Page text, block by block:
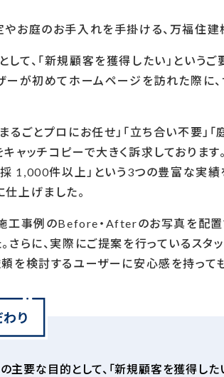
お庭のお手入れを手掛ける、万福住建
て、「新規顧客を獲得したい」というご
ーが初めてホームページを訪れた際に
るごとプロにお任せ」「立ち合い不要」
ッチコピーで大きく訴求しております
1,000件以上」という3つの豊富な実績
上げました。
工事例のBefore・Afterのお写真を配
さらに、実際にご提案を行っているスタ
を検討するユーザーに安心感を持って
主要な目的として、「新規顧客を獲得した